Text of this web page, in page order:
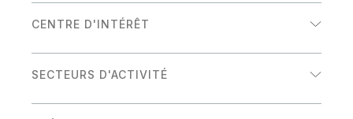
CENTRE D'INTÉRÊT
Analytics
SECTEURS D'ACTIVITÉ
Énergie et services publics